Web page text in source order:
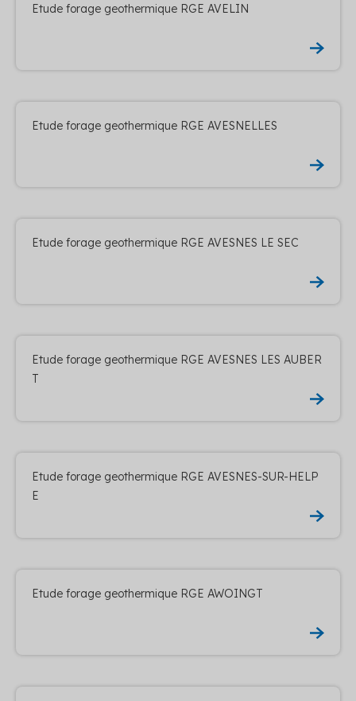
Etude forage geothermique RGE AVELIN
Etude forage geothermique RGE AVESNELLES
Etude forage geothermique RGE AVESNES LE SEC
Etude forage geothermique RGE AVESNES LES AUBER
T
Etude forage geothermique RGE AVESNES-SUR-HELP
E
Etude forage geothermique RGE AWOINGT